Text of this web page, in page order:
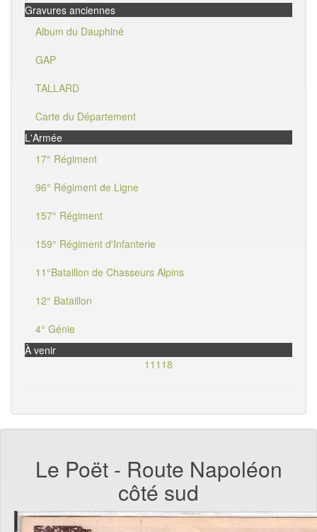
Gravures anciennes
Album du Dauphiné
GAP
TALLARD
Carte du Département
L'Armée
17° Régiment
96° Régiment de Ligne
157° Régiment
159° Régiment d'Infanterie
11°Bataillon de Chasseurs Alpins
12° Bataillon
4° Génie
À venir
11118
Le Poët - Route Napoléon
côté sud